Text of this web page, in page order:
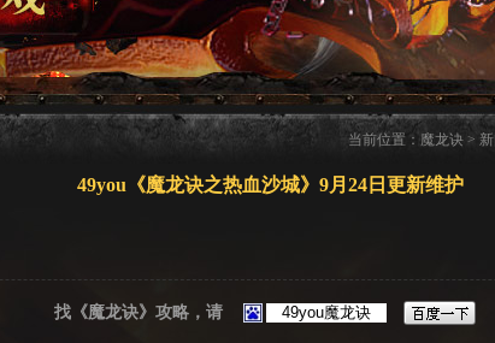
当前位置： 魔龙诀>
49you《魔龙诀之热血沙城》9月24日更新维护
找《魔龙诀》攻略，请